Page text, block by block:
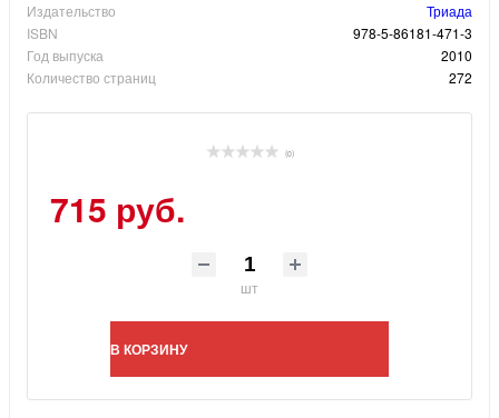
Издательство
Триада
ISBN
978-5-86181-471-3
Год выпуска
2010
Количество страниц
272
(0)
715 руб.
шт
В КОРЗИНУ